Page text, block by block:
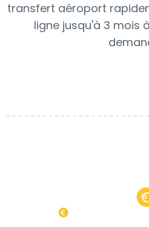
transfert aéroport
ligne jusqu'à 3 mois